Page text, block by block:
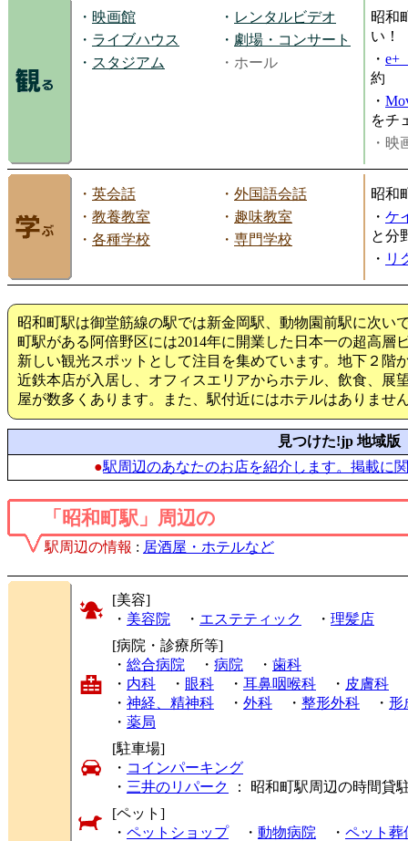
・ 映画館 ・ レンタルビデオ
・ ライブハウス ・ 劇場・コンサート
・ スタジアム ・ホール
昭和
い！
・ e+
約
・
をチ
・映
・ 英会話 ・ 外国語会話
・ 教養教室 ・ 趣味教室
・ 各種学校 ・ 専門学校
昭和
・ ケ
と分
・ リ
昭和町駅は御堂筋線の駅では新金岡駅、動物園前駅に次い
町駅がある阿倍野区には2014年に開業した日本一の超高層
新しい観光スポットとして注目を集めています。地下２階
近鉄本店が入居し、オフィスエリアからホテル、飲食、展
屋が数多くあります。また、駅付近にはホテルはありませ
見つけた!jp 地域版
●駅周辺のあなたのお店を紹介します。掲載に
「昭和町駅」周辺の
駅周辺の情報 : 居酒屋・ホテルなど
[美容]
・ 美容院 ・ エステティック ・ 理髪店
[病院・診療所等]
・ 総合病院 ・ 病院 ・ 歯科
・ 内科 ・ 眼科 ・ 耳鼻咽喉科 ・ 皮膚科
・ 神経、精神科 ・ 外科 ・ 整形外科 ・ 形
・ 薬局
[駐車場]
・ コインパーキング
・ 三井のリパーク
： 昭和町駅周辺の時間貸
[ペット]
・ ペットショップ・ 動物病院 ・ ペット葬